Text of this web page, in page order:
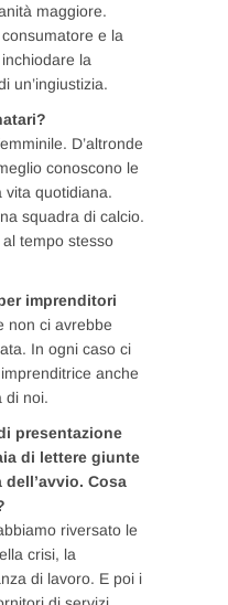
maggiore.
e la
la
un’ingiustizia.
D’altronde
conoscono le
vita quotidiana.
squadra di calcio.
tempo stesso
imprenditori
non ci avrebbe
In ogni caso ci
anche
di noi.
presentazione
di lettere giunte
Cosa
riversato le
crisi, la
di lavoro. E poi i